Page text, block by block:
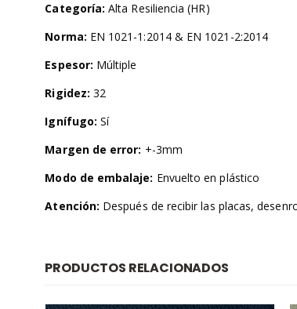
Categoría: Alta Resiliencia (HR)
Norma: EN 1021-1:2014 & EN 1021-2:2014
Espesor: Múltiple
Rigidez: 32
Ignífugo: Sí
Margen de error: +-3mm
Modo de embalaje: Envuelto en plástico
Atención: Después de recibir las placas,
PRODUCTOS RELACIONADOS